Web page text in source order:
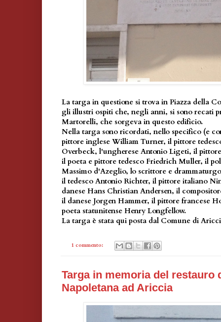
La targa in questione si trova in Piazza della
gli illustri ospiti che, negli anni, si sono recati
Martorelli, che sorgeva in questo edificio.
Nella targa sono ricordati, nello specifico (e
pittore inglese William Turner, il pittore
Overbeck, l'ungherese Antonio Ligeti, il
il poeta e pittore tedesco Friedrich Muller, il
Massimo d'Azeglio, lo scrittore e
il tedesco Antonio Richter, il pittore italiano
danese Hans Christian Andersen, il
il danese Jorgen Hammer, il pittore francese
poeta statunitense Henry Longfellow.
La targa è stata qui posta dal Comune di
1 commento:
Targa in memoria del restauro
Napoletana ad Ariccia